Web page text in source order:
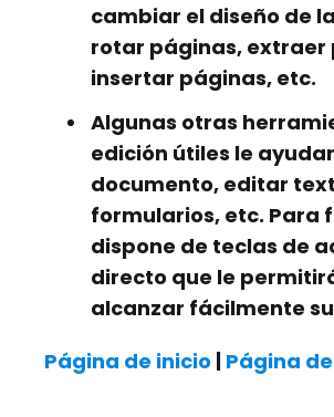
cambiar el diseño de
rotar páginas, extraer
insertar páginas, etc.
Algunas otras
edición útiles le
documento, editar
formularios, etc. Para
dispone de teclas de
directo que le
alcanzar fácilmente
Página de inicio | Página